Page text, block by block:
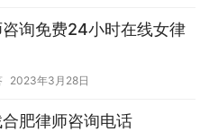
询免费24小时在线女律
2023年3月28日
肥律师咨询电话